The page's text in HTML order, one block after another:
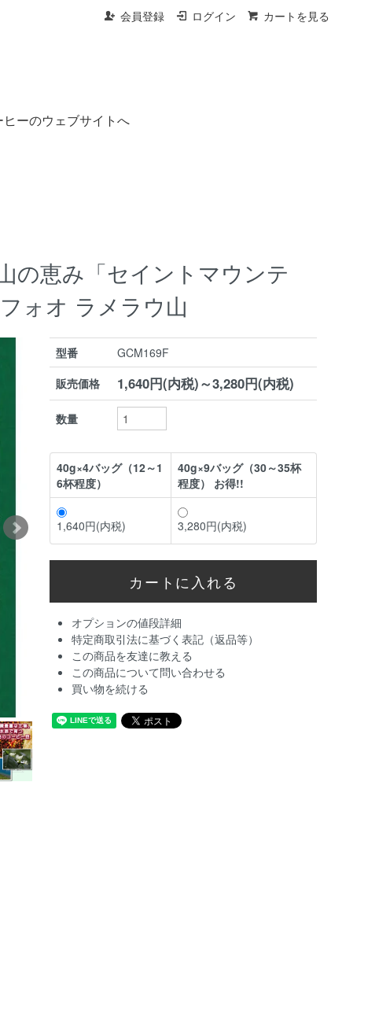
会員登録 ログイン カートを見る
ヒーのウェブサイトへ
の恵み「セイントマウンテ
ォオ ラメラウ山
型番
GCM169F
販売価格
1,640円(内税)～3,280円(内税)
数量
40g×4バッグ（12～1
6杯程度）
40g×9バッグ（30～35杯
程度） お得!!
1,640円(内税) 3,280円(内税)
オプションの値段詳細
特定商取引法に基づく表記（返品等）
この商品を友達に教える
この商品について問い合わせる
買い物を続ける